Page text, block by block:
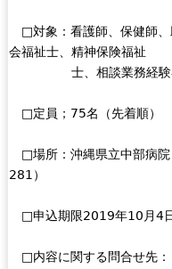
□対象：看護師、保健師、
会福祉士、精神保険福祉
士、相談業務経験者、
□定員；75名（先着順）
□場所：沖縄県立中部病
281）
□申込期限2019年10月4
□内容に関する問合せ先：